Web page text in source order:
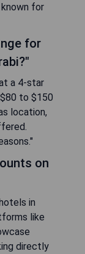
for
for
a 4-star
to $150
location,
on
in
like
directly